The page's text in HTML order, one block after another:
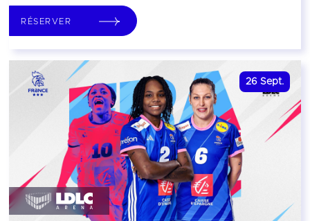
RÉSERVER
26 Sept.